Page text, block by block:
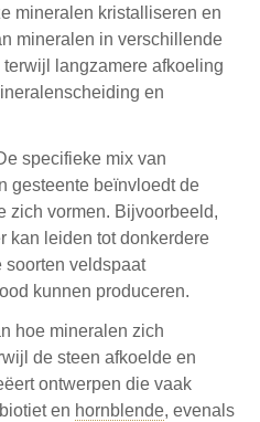
mineralen kristalliseren en
mineralen in verschillende
langzamere afkoeling
en
specifieke mix van
gesteente beïnvloedt de
zich vormen. Bijvoorbeeld,
kan leiden tot donkerdere
soorten veldspaat
kunnen produceren.
hoe mineralen zich
de steen afkoelde en
ontwerpen die vaak
en hornblende, evenals